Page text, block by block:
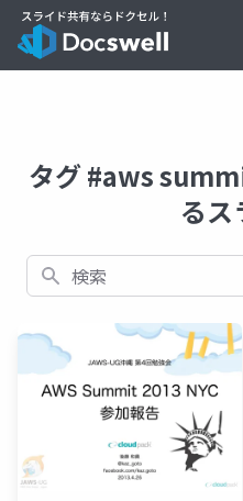
タグ #aws
るス
検索